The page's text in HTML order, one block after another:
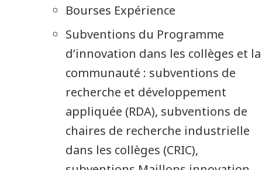
Bourses Expérience
Subventions du Programme
d’innovation dans les collèges et la
communauté : subventions de
recherche et développement
appliquée (RDA), subventions de
chaires de recherche industrielle
dans les collèges (CRIC),